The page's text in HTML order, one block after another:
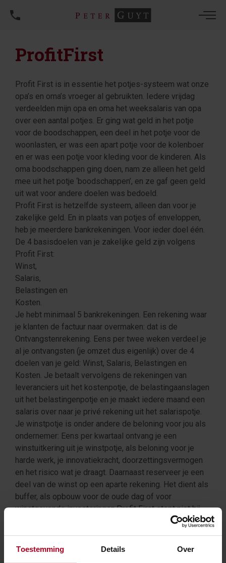
Toestemming Details Over
ProfitFirst
Profit First is in essentie het potjes-systeem wat onze
opa’s en oma’s vroeger al gebruikten. Iedere vrijdag
verdeelden mijn opa en oma het weeksalaris van opa
over een aantal potjes. Er ging wat geld in het potje
voor de boodschappen, een deel in het potje voor de
woonlasten, er was een apart potje voor de kolenboer
en er was een potje voor kleding voor de kinderen. Als
oma boodschappen ging doen, nam ze alleen het geld
mee uit het potje ‘boodschappen’, en ze gaf geen geld
uit wat voor andere doelen was bedoeld.
Profit First is hetzelfde systeem, alleen dan voor je
zakelijke geld. En in plaats van potjes of enveloppen,
heb je meerdere bankrekeningen. Voor ieder doel één.
De 4 basisdoelen van je zakelijke geld zijn volgens
Profit First:
Winst,
Salaris,
Belastingen en
Kosten.
Je hebt minimaal 5 bankrekeningen. Een rekening waar
je klanten de factuur naar overmaken: dat is de
Ontvangstenrekening. Eens per twee weken verdeel je
al je ontvangsten (je omzet dus eigenlijk) over de 4
doelen van je geld: Winst, Salaris, Belastingen en
Kosten. Je betaalt vervolgens de rekeningen van
leveranciers uit het kostenpotje, de belastingaanslagen
uit het belastingenpotje en je maakt iedere maand een
salaris over naar je privé rekening uit het salarispotje.
Je winstpotje is onder andere de beloning voor jou als
ondernemer: Eens per kwartaal ontvang je een
winstuitkering uit je winstpotje, als beloning voor je
harde werk, je innovatiekracht, doorzettingsvermogen
en het risico wat je draagt. Daarnaast reserveer je een
deel van de winst op een aparte rekening. Het dient als
buffer, als opbouw voor de oude dag of voor
winstgevende investeringen.Profit First stopt niet bij
het inrichten van potjes. Dankzij Profit First heb je
namelijk altijd direct feedback van je bank. Je ontvangt
de feedback niet pas na een jaar, als de jaarrekening af